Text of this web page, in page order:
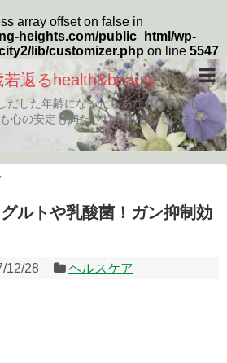
array offset on false in
heights.com/public_html/wp-
lib/customizer.php on line 5547
返るhealth&beauty
だした年齢になったらあなたは何をし
心の安定も満たされた生活していま
ルトや乳酸菌！ガン抑制効
12/28 ヘルスケア